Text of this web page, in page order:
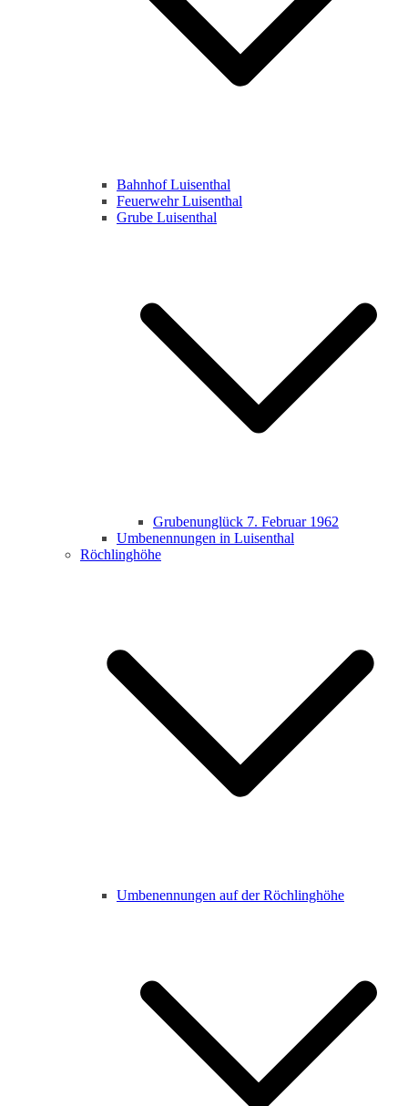
Bahnhof Luisenthal
Feuerwehr Luisenthal
Grube Luisenthal
Grubenunglück 7. Februar 1962
Umbenennungen in Luisenthal
Röchlinghöhe
Umbenennungen auf der Röchlinghöhe